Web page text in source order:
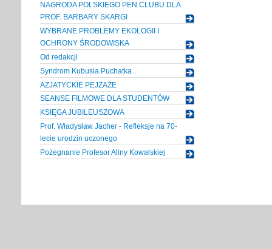
NAGRODA POLSKIEGO PEN CLUBU DLA
PROF. BARBARY SKARGI
WYBRANE PROBLEMY EKOLOGII I
OCHRONY ŚRODOWISKA
Od redakcji
Syndrom Kubusia Puchatka
AZJATYCKIE PEJZAŻE
SEANSE FILMOWE DLA STUDENTÓW
KSIĘGA JUBILEUSZOWA
Prof. Władysław Jacher - Refleksje na 70-
lecie urodzin uczonego
Pożegnanie Profesor Aliny Kowalskiej